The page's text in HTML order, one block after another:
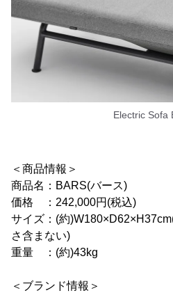
Electric Sofa
＜商品情報＞
商品名：BARS(バース)
価格 ：242,000円(税込)
サイズ：(約
さ含まない)
重量 ：(約)43kg
＜ブランド情報＞